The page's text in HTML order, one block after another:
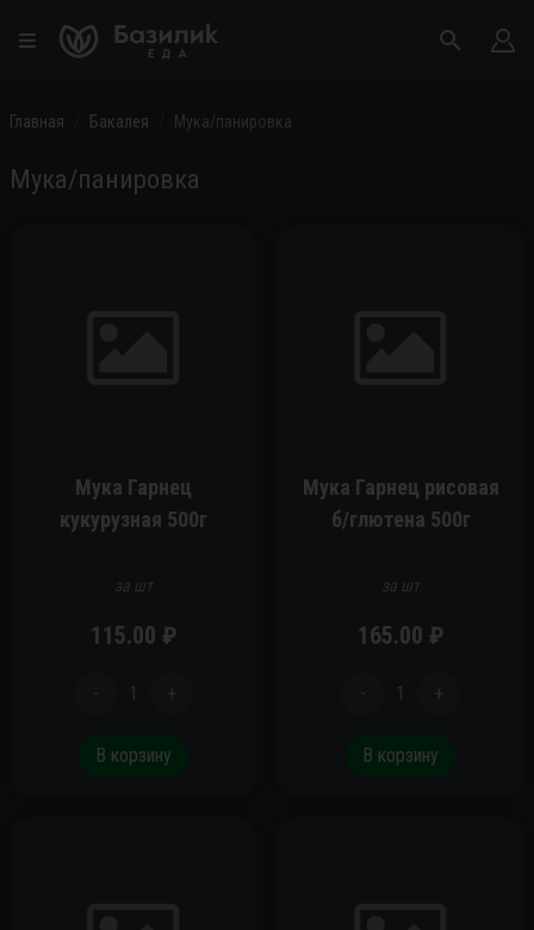
Главная Бакалея Мука/панировка
Мука/панировка
Мука Гарнец
кукурузная 500г
за шт
115.00 ₽
- 1 +
В корзину
Мука Гарнец рисовая
б/глютена 500г
за шт
165.00 ₽
- 1 +
В корзину